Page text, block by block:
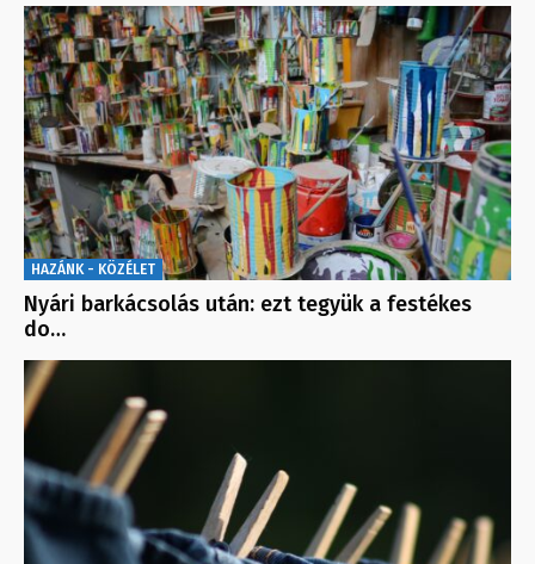
HAZÁNK - KÖZÉLET
Nyári barkácsolás után: ezt tegyük a festékes
do…